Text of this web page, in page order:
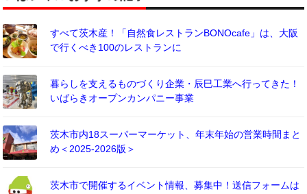
すべて茨木産！「自然食レストランBONOcafe」は、大阪
で行くべき100のレストランに
暮らしを支えるものづくり企業・辰巳工業へ行ってきた！
いばらきオープンカンパニー事業
茨木市内18スーパーマーケット、年末年始の営業時間まと
め＜2025-2026版＞
茨木市で開催するイベント情報、募集中！送信フォームは